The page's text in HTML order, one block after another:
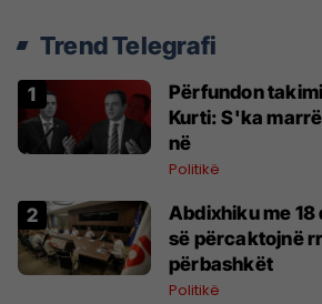
Trend Telegrafi
Përfundon
Kurti: S'ka
në
Politikë
Abdixhiku me 18
së përcaktojnë
përbashkët
Politikë